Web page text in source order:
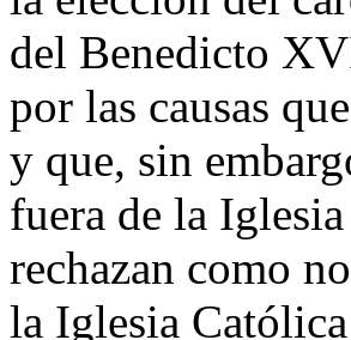
del Benedicto
por las causas
y que, sin
fuera de la
rechazan como
la Iglesia